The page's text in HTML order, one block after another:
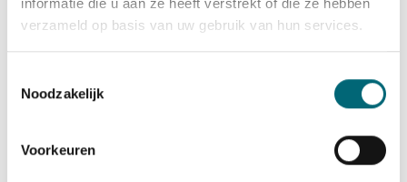
informatie die u aan ze heeft verstrekt of die ze hebben
verzameld op basis van uw gebruik van hun services.
Noodzakelijk
Voorkeuren
Uitleg over arbeidsvoorwaarden in
Ondersteuning bij het vinden van vaste